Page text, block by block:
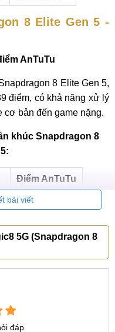
8 Elite Gen 5 -
AnTuTu
8 Elite Gen 5,
điểm, có khả năng xử lý
cơ bản đến game nặng.
khúc Snapdragon 8
Điểm AnTuTu
4.126.208
4.166.339
mới, có 8 nhân CPU,
bài viết
5G (Snapdragon 8
đáp